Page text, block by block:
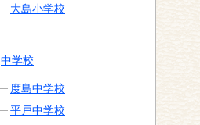
大島小学校
中学校
度島中学校
平戸中学校